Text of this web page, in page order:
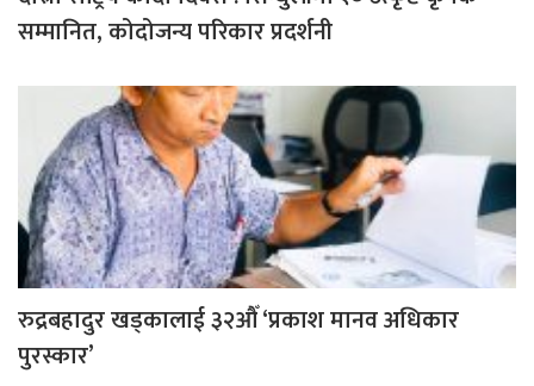
सम्मानित, कोदोजन्य परिकार प्रदर्शनी
रुद्रबहादुर खड्कालाई ३२औँ ‘प्रकाश मानव अधिकार
पुरस्कार’